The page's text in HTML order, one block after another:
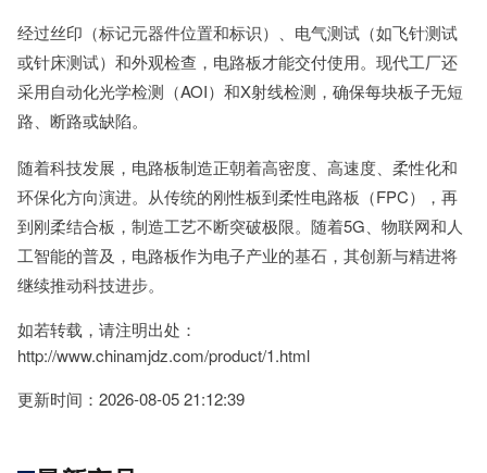
经过丝印（标记元器件位置和标识）、电气测试（如飞针测试
或针床测试）和外观检查，电路板才能交付使用。现代工厂还
采用自动化光学检测（AOI）和X射线检测，确保每块板子无短
路、断路或缺陷。
随着科技发展，电路板制造正朝着高密度、高速度、柔性化和
环保化方向演进。从传统的刚性板到柔性电路板（FPC），再
到刚柔结合板，制造工艺不断突破极限。随着5G、物联网和人
工智能的普及，电路板作为电子产业的基石，其创新与精进将
继续推动科技进步。
如若转载，请注明出处：
http://www.chinamjdz.com/product/1.html
更新时间：2026-08-05 21:12:39